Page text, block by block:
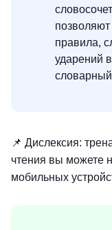
правила,
ударений
словарный
📌 Дислексия:
чтения вы можете
мобильных